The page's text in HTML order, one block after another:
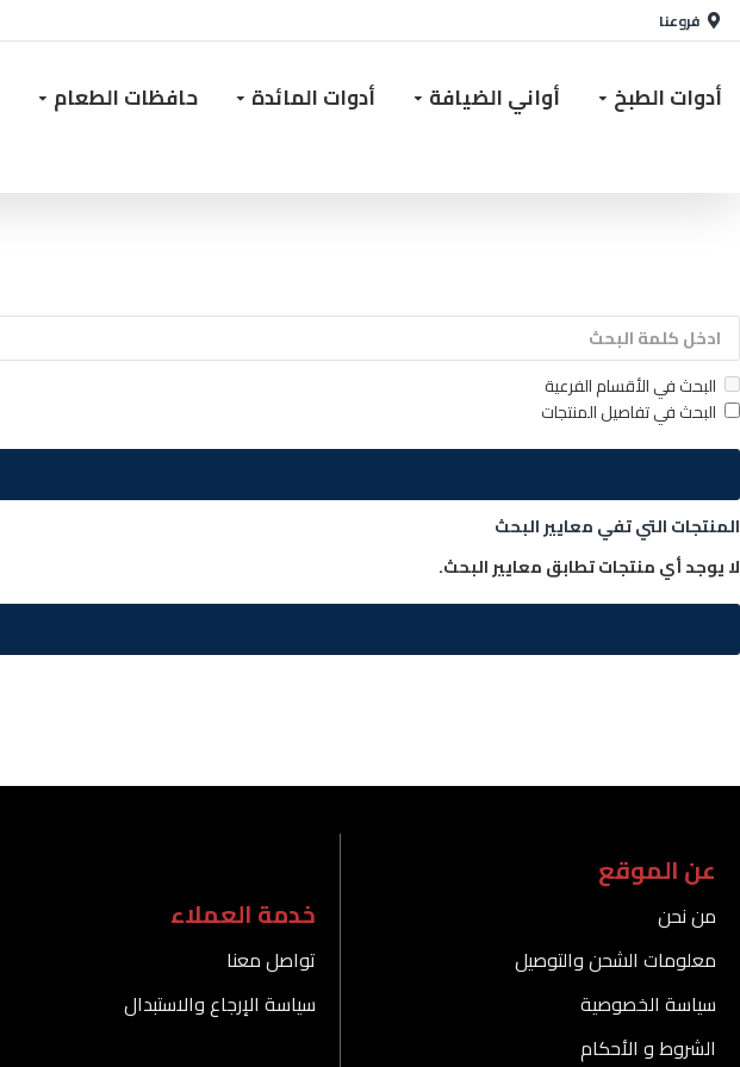
فروعنا
أدوات الطبخ أواني الضيافة أدوات المائدة حافظات الطعام
البحث في الأقسام الفرعية
البحث في تفاصيل المنتجات
المنتجات التي تفي معايير البحث
لا يوجد أي منتجات تطابق معايير البحث.
عن الموقع
من نحن
معلومات الشحن والتوصيل
سياسة الخصوصية
الشروط و الأحكام
خدمة العملاء
تواصل معنا
سياسة الإرجاع والاستبدال